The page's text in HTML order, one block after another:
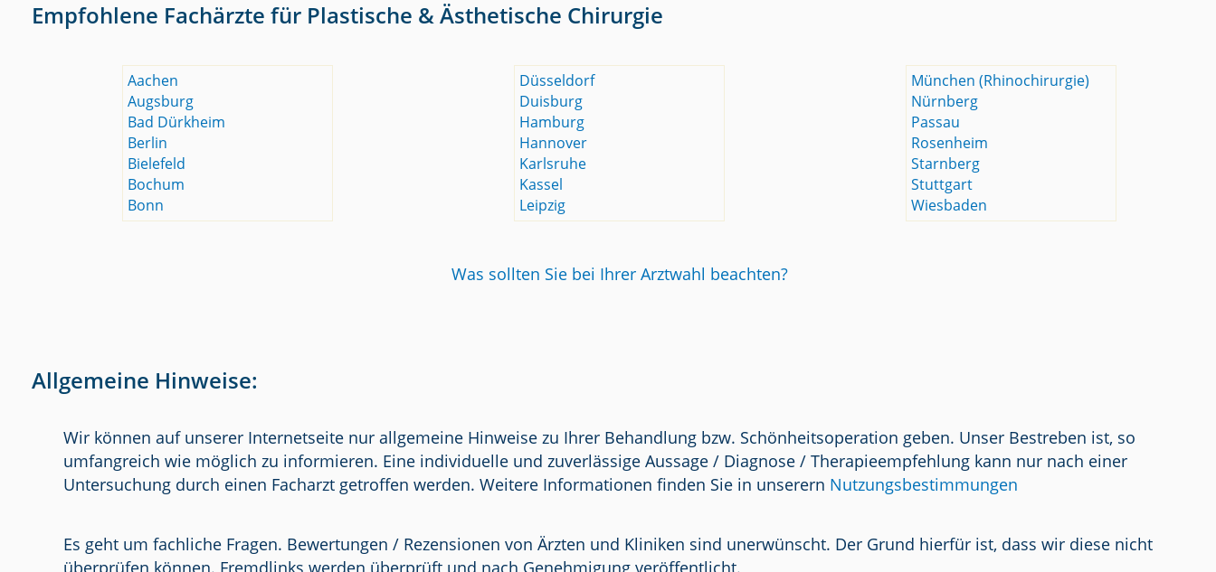
Empfohlene Fachärzte für Plastische & Ästhetische Chirurgie
Aachen
Augsburg
Bad Dürkheim
Berlin
Bielefeld
Bochum
Bonn
Düsseldorf
Duisburg
Hamburg
Hannover
Karlsruhe
Kassel
Leipzig
München (Rhinochirurgie)
Nürnberg
Passau
Rosenheim
Starnberg
Stuttgart
Wiesbaden
Was sollten Sie bei Ihrer Arztwahl beachten?
Allgemeine Hinweise:
Wir können auf unserer Internetseite nur allgemeine Hinweise zu Ihrer Behandlung bzw. Schönheitsoperation geben. Unser Bestreben ist, so
umfangreich wie möglich zu informieren. Eine individuelle und zuverlässige Aussage / Diagnose / Therapieempfehlung kann nur nach einer
Untersuchung durch einen Facharzt getroffen werden. Weitere Informationen finden Sie in unserern Nutzungsbestimmungen
Es geht um fachliche Fragen. Bewertungen / Rezensionen von Ärzten und Kliniken sind unerwünscht. Der Grund hierfür ist, dass wir diese nicht
überprüfen können. Fremdlinks werden überprüft und nach Genehmigung veröffentlicht.